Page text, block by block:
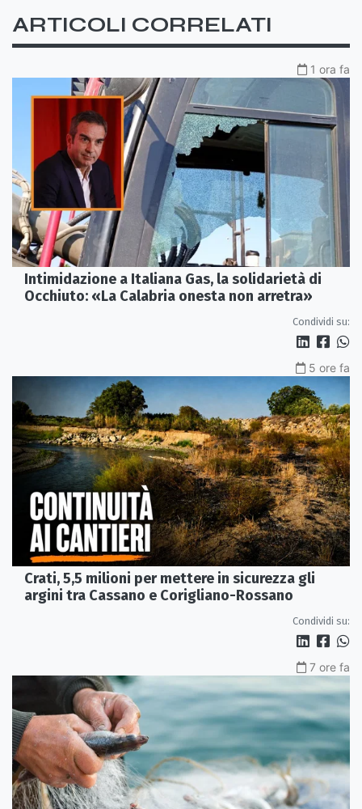
ARTICOLI CORRELATI
1 ora fa
Intimidazione a Italiana Gas, la solidarietà di
Occhiuto: «La Calabria onesta non arretra»
Condividi su:
5 ore fa
Crati, 5,5 milioni per mettere in sicurezza gli
argini tra Cassano e Corigliano-Rossano
Condividi su:
7 ore fa